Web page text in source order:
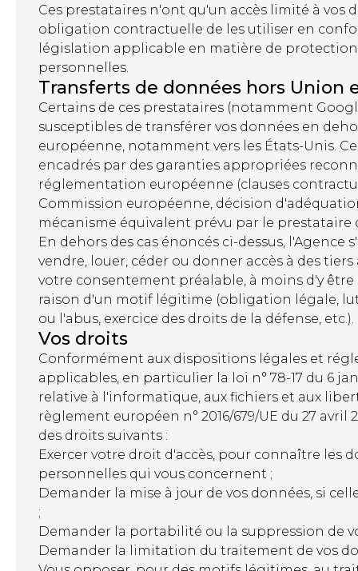
Ces prestataires n'ont qu'un accès limité à vos
obligation contractuelle de les utiliser en
législation applicable en matière de
personnelles.
Transferts de données hors Union
Certains de ces prestataires (notamment
susceptibles de transférer vos données en
européenne, notamment vers les États-Unis.
encadrés par des garanties appropriées
réglementation européenne (clauses
Commission européenne, décision
mécanisme équivalent prévu par le prestataire
En dehors des cas énoncés ci-dessus, l'Agence
vendre, louer, céder ou donner accès à des tiers
votre consentement préalable, à moins d'y
raison d'un motif légitime (obligation légale,
ou l'abus, exercice des droits de la défense, etc.).
Vos droits
Conformément aux dispositions légales et
applicables, en particulier la loi n° 78-17 du 6
relative à l'informatique, aux fichiers et aux
règlement européen n° 2016/679/UE du 27 avril
des droits suivants :
Exercer votre droit d'accès, pour connaître les
personnelles qui vous concernent ;
Demander la mise à jour de vos données, si
;
Demander la portabilité ou la suppression de
Demander la limitation du traitement de vos